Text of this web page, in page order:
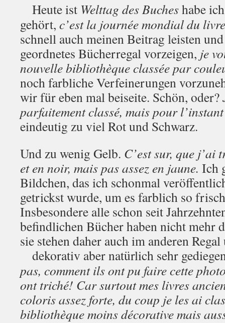
Heute ist Welttag des Bucheshabe
gehört, c’est la journée mondial du livre
schnell auch meinen Beitrag leisten
geordnetes Bücherregal vorzeigen, je
nouvelle bibliothèque classée par
noch farbliche Verfeinerungen
wir für eben mal beiseite. Schön, oder?
parfaitement classé, mais pour
eindeutig zu viel Rot und Schwarz.
Und zu wenig Gelb. C’est sur, que j’ai
et en noir, mais pas assez en jaune. Ich
Bildchen, das ich schonmal
getrickst wurde, um es farblich so
Insbesondere alle schon seit
befindlichen Bücher haben nicht mehr
sie stehen daher auch im anderen
dekorativ aber natürlich sehr
pas, comment ils ont pu faire cette
ont triché! Carsurtout mes livres
coloris assez forte, du coup je les ai
bibliothèque moins décorative mais